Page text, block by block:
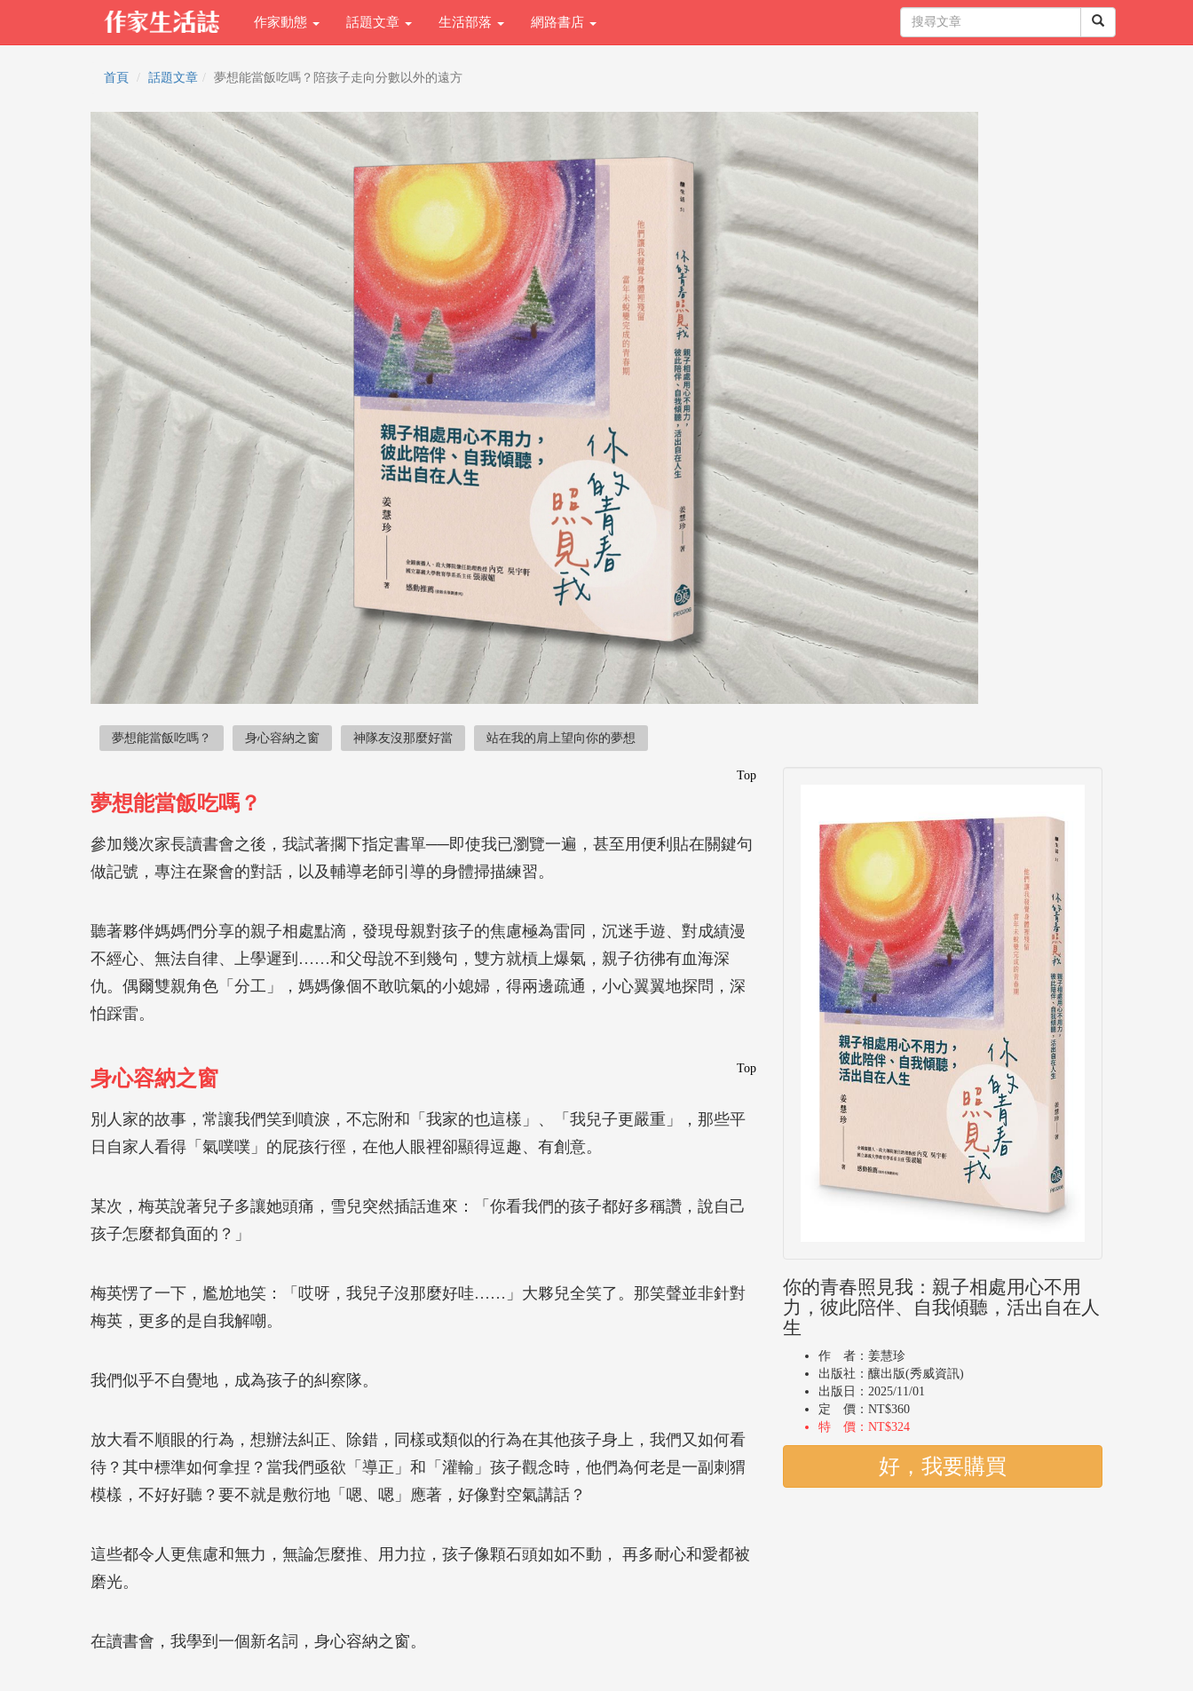
作家動態 話題文章 生活部落 網路書店
首頁 話題文章 夢想能當飯吃嗎？陪孩子走向分數以外的遠方
夢想能當飯吃嗎？ 身心容納之窗 神隊友沒那麼好當 站在我的肩上望向你的夢想
Top
夢想能當飯吃嗎？
參加幾次家長讀書會之後，我試著擱下指定書單──即使我已瀏覽一遍，甚至用便利貼在關鍵句
做記號，專注在聚會的對話，以及輔導老師引導的身體掃描練習。
聽著夥伴媽媽們分享的親子相處點滴，發現母親對孩子的焦慮極為雷同，沉迷手遊、對成績漫
不經心、無法自律、上學遲到……和父母說不到幾句，雙方就槓上爆氣，親子彷彿有血海深
仇。偶爾雙親角色「分工」，媽媽像個不敢吭氣的小媳婦，得兩邊疏通，小心翼翼地探問，深
怕踩雷。
Top
身心容納之窗
別人家的故事，常讓我們笑到噴淚，不忘附和「我家的也這樣」、「我兒子更嚴重」，那些平
日自家人看得「氣噗噗」的屁孩行徑，在他人眼裡卻顯得逗趣、有創意。
某次，梅英說著兒子多讓她頭痛，雪兒突然插話進來：「你看我們的孩子都好多稱讚，說自己
孩子怎麼都負面的？」
梅英愣了一下，尷尬地笑：「哎呀，我兒子沒那麼好哇……」大夥兒全笑了。那笑聲並非針對
梅英，更多的是自我解嘲。
我們似乎不自覺地，成為孩子的糾察隊。
放大看不順眼的行為，想辦法糾正、除錯，同樣或類似的行為在其他孩子身上，我們又如何看
待？其中標準如何拿捏？當我們亟欲「導正」和「灌輸」孩子觀念時，他們為何老是一副刺猬
模樣，不好好聽？要不就是敷衍地「嗯、嗯」應著，好像對空氣講話？
這些都令人更焦慮和無力，無論怎麼推、用力拉，孩子像顆石頭如如不動， 再多耐心和愛都被
磨光。
在讀書會，我學到一個新名詞，身心容納之窗。
你的青春照見我：親子相處用心不用
力，彼此陪伴、自我傾聽，活出自在人
生
作 者：姜慧珍
出版社：釀出版(秀威資訊)
出版日：2025/11/01
定 價：NT$360
特 價：NT$324
好，我要購買